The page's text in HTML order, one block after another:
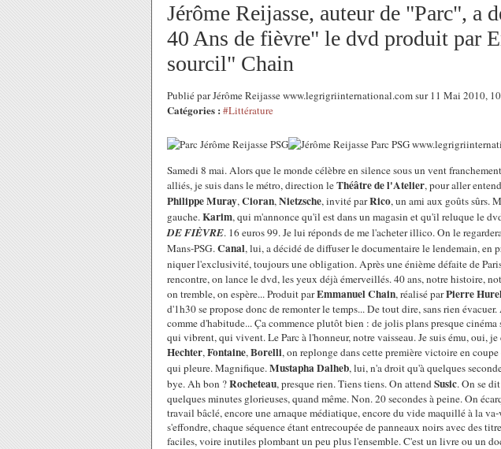
Jérôme Reijasse, auteur de "Parc", a
40 Ans de fièvre" le dvd produit par
sourcil" Chain
Publié par Jérôme Reijasse www.legrigriinternational.com sur 11 Mai 2010,
Catégories : #Littérature
Samedi 8 mai. Alors que le monde célèbre en silence sous un vent
alliés, je suis dans le métro, direction leThéâtre de l'Atelier, pour aller
Philippe Muray,Cioran,Nietzsche, invité parRico, un ami aux goûts sûrs.
gauche.Karim, qui m'annonce qu'il est dans un magasin et qu'il reluque le
DE FIÈVRE. 16 euros 99. Je lui réponds de me l'acheter illico. On le
Mans-PSG.Canal, lui, a décidé de diffuser le documentaire le lendemain, en
niquer l'exclusivité, toujours une obligation. Après une énième défaite de
rencontre, on lance le dvd, les yeux déjà émerveillés. 40 ans, notre histoire,
on tremble, on espère...Produit parEmmanuel Chain, réalisé parPierre
d'1h30 se propose donc de remonter le temps... De tout dire, sans rien
comme d'habitude... Ça commence plutôt bien : de jolis plans presque
qui vibrent, qui vivent. Le Parc à l'honneur, notre vaisseau. Je suis ému, oui,
Hechter,Fontaine,Borelli, on replonge dans cette première victoire en coupe
qui pleure. Magnifique.Mustapha Dalheb, lui, n'a droit qu'à quelques
bye. Ah bon ?Rocheteau, presque rien. Tiens tiens. On attendSusic. On se
quelques minutes glorieuses, quand même. Non. 20 secondes à peine. On
travail bâclé, encore une arnaque médiatique, encore du vide maquillé à la
s'effondre, chaque séquence étant entrecoupée de panneaux noirs avec des
faciles, voire inutiles plombant un peu plus l'ensemble. C'est un livre ou un